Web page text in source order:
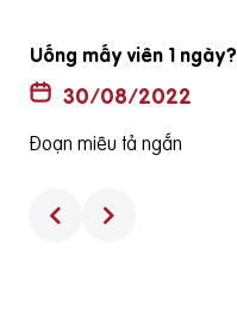
Uống mấy viên 1 ngày?
30/08/2022
Đoạn miêu tả ngắn